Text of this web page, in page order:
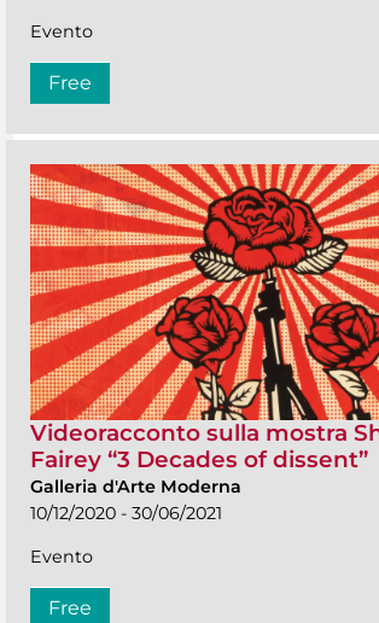
Evento
Free
Videoracconto sulla mostra
Fairey “3 Decades of dissent”
Galleria d'Arte Moderna
10/12/2020 - 30/06/2021
Evento
Free